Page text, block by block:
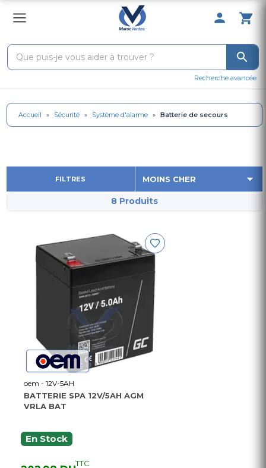
0 Produit
Recherche avancée
Accueil » Sécurité » Système d'alarme » Batterie de secours
FILTRES
8 Produits
oem - 12V-5AH
BATTERIE SPA 12V/5AH AGM
VRLA BAT
En Stock
TTC